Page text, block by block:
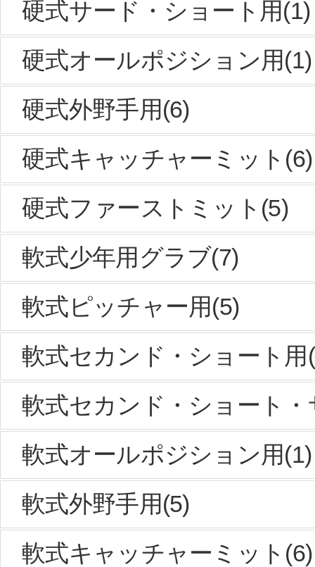
硬式サード・ショート用(1)
硬式オールポジション用(1)
硬式外野手用(6)
硬式キャッチャーミット(6)
硬式ファーストミット(5)
軟式少年用グラブ(7)
軟式ピッチャー用(5)
軟式セカンド・ショート用
軟式セカンド・ショート・
軟式オールポジション用(1)
軟式外野手用(5)
軟式キャッチャーミット(6)